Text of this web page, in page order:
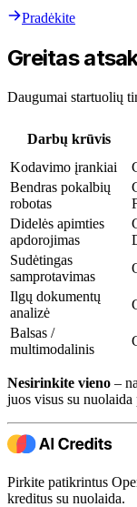
Pradėkite
Greitas
Daugumai startuolių
Darbų krūvis
Kodavimo įrankiai
Bendras pokalbių
robotas
Didelės apimties
apdorojimas
Sudėtingas
samprotavimas
Ilgų dokumentų
analizė
Balsas /
multimodalinis
Nesirinkite vieno –
juos visus su nuolaida
Pirkite patikrintus
kreditus su nuolaida.